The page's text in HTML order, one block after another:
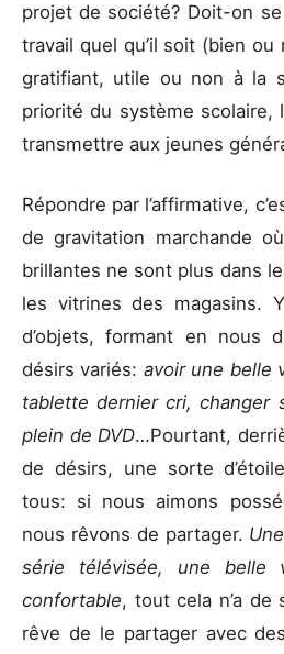
projet de société? Doit-on
travail quel qu’il soit (bien ou
gratifiant, utile ou non à la
priorité du système scolaire,
transmettre aux jeunes
Répondre par l’affirmative,
de gravitation marchande
brillantes ne sont plus dans
les vitrines des magasins.
d’objets, formant en nous
désirs variés: avoir une belle
tablette dernier cri, changer
plein de DVD…Pourtant,
de désirs, une sorte
tous: si nous aimons
nous rêvons de partager.
série télévisée, une belle
confortable, tout cela n’a de
rêve de le partager avec